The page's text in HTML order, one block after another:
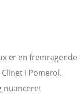
er en fremragende
i Pomerol.
nuanceret